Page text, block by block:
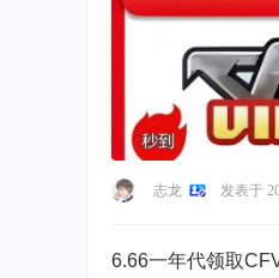
志龙 发表于
6.66一年代领取